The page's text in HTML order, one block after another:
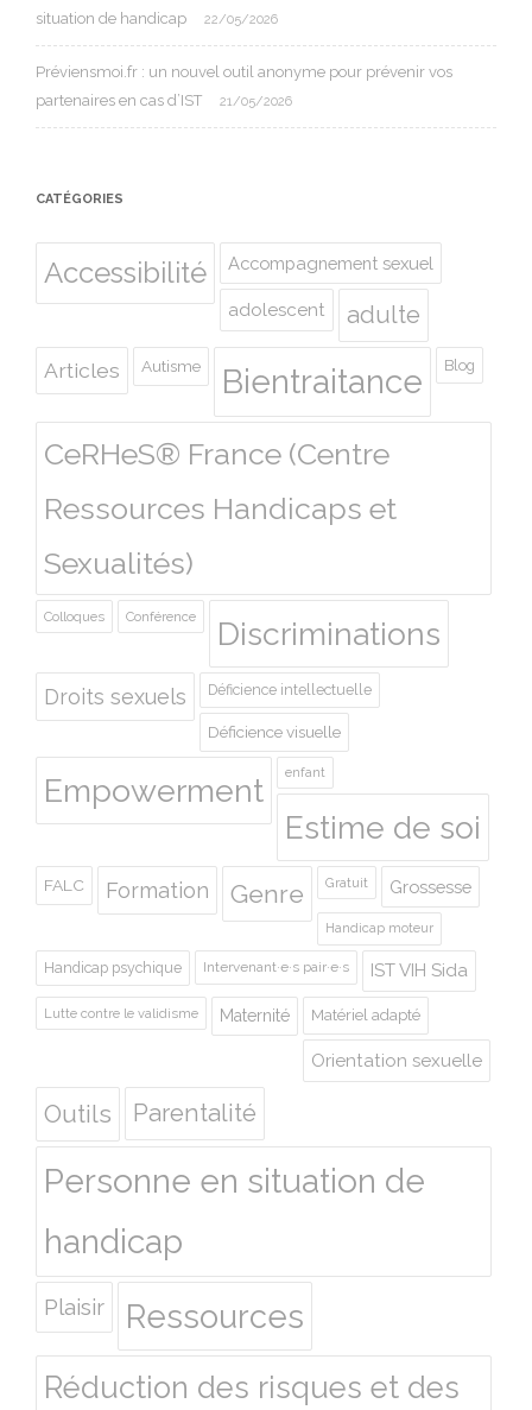
situation de handicap
22/05/2026
Préviensmoi.fr : un nouvel outil anonyme pour prévenir vos
partenaires en cas d’IST
21/05/2026
CATÉGORIES
Accessibilité Accompagnement sexuel
adolescent adulte
Articles Autisme Bientraitance Blog
CeRHeS® France (Centre
Ressources Handicaps et
Sexualités)
Colloques Conférence Discriminations
Droits sexuels Déficience intellectuelle
Déficience visuelle
Empowerment enfant
Estime de soi
FALC Formation Genre Gratuit Grossesse
Handicap moteur
Handicap psychique Intervenant·e·s pair·e·s IST VIH Sida
Lutte contre le validisme Maternité Matériel adapté
Orientation sexuelle
Outils Parentalité
Personne en situation de
handicap
Plaisir Ressources
Réduction des risques et des